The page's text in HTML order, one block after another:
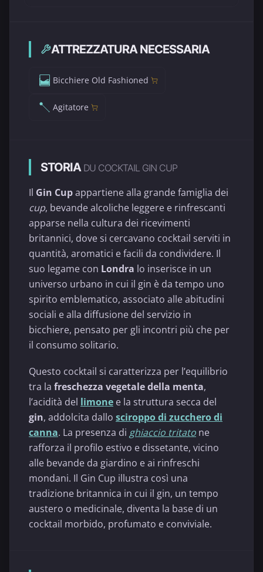
ATTREZZATURA NECESSARIA
Bicchiere Old Fashioned
Agitatore
STORIA DU COCKTAIL GIN CUP
Il Gin Cupappartiene alla grande famiglia dei
cup, bevande alcoliche leggere e rinfrescanti
apparse nella cultura dei ricevimenti
britannici, dove si cercavano cocktail serviti in
quantità, aromatici e facili da condividere. Il
suo legame con Londra lo inserisce in un
universo urbano in cui il gin è da tempo uno
spirito emblematico, associato alle abitudini
sociali e alla diffusione del servizio in
bicchiere, pensato per gli incontri più che per
il consumo solitario.
Questo cocktail si caratterizza per l’equilibrio
tra la freschezza vegetale della menta,
l’acidità del limone e la struttura secca del
gin, addolcita dallo sciroppo di zucchero di
canna. La presenza di ghiaccio tritato ne
rafforza il profilo estivo e dissetante, vicino
alle bevande da giardino e ai rinfreschi
mondani. Il Gin Cup illustra così una
tradizione britannica in cui il gin, un tempo
austero o medicinale, diventa la base di un
cocktail morbido, profumato e conviviale.